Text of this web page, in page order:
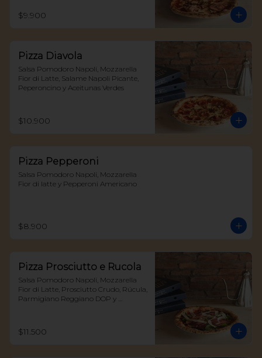
$9.900
Pizza Diavola
Salsa Pomodoro Napoli, Mozzarella
Fior di Latte, Salame Napoli Picante,
Peperoncino y Aceitunas Verdes
$10.900
Pizza Pepperoni
Salsa Pomodoro Napoli, Mozzarella
Fior di latte y Pepperoni Americano
$8.900
Pizza Prosciutto e Rucola
Salsa Pomodoro Napoli, Mozzarella
Fior di Latte, Prosciutto Crudo, Rúcula,
Parmigiano Reggiano DOP y
$11.500